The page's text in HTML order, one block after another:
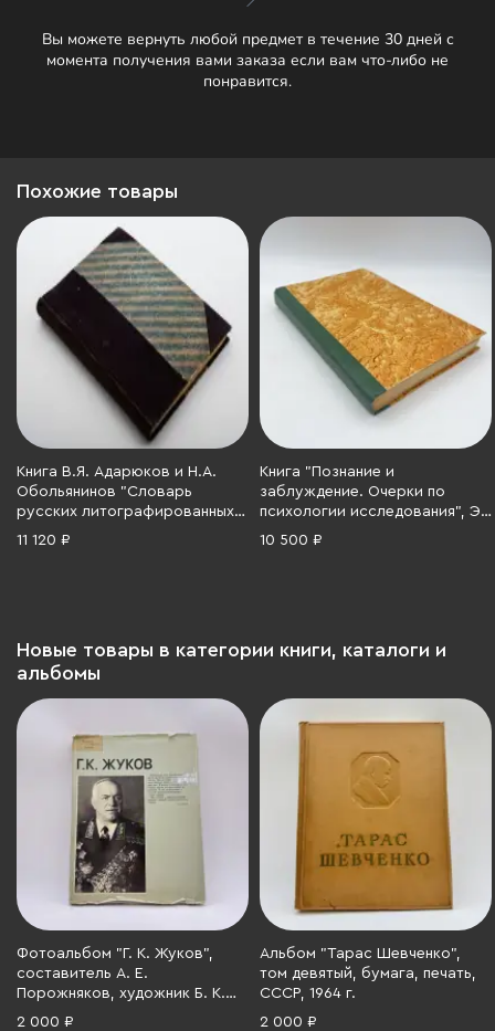
Вы можете вернуть любой предмет в течение 30 дней с
момента получения вами заказа если вам что-либо не
понравится.
Похожие товары
Книга В.Я. Адарюков и Н.А.
Обольянинов "Словарь
русских литографированных
портретов" Том I,
11 120 ₽
Книга "Познание и
заблуждение. Очерки по
психологии исследования", Э.
Мах, Типо-литография
10 500 ₽
Новые товары в категории книги, каталоги и
альбомы
Фотоальбом "Г. К. Жуков",
составитель А. Е.
Порожняков, художник Б. К.
Ушацкий, Издательство
2 000 ₽
Альбом "Тарас Шевченко",
том девятый, бумага, печать,
СССР, 1964 г.
2 000 ₽